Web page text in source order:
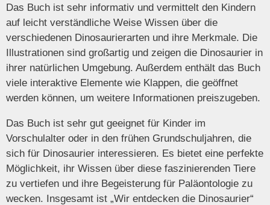
Das Buch ist sehr informativ und vermittelt den Kindern
auf leicht verständliche Weise Wissen über die
verschiedenen Dinosaurierarten und ihre Merkmale. Die
Illustrationen sind großartig und zeigen die Dinosaurier in
ihrer natürlichen Umgebung. Außerdem enthält das Buch
viele interaktive Elemente wie Klappen, die geöffnet
werden können, um weitere Informationen preiszugeben.
Das Buch ist sehr gut geeignet für Kinder im
Vorschulalter oder in den frühen Grundschuljahren, die
sich für Dinosaurier interessieren. Es bietet eine perfekte
Möglichkeit, ihr Wissen über diese faszinierenden Tiere
zu vertiefen und ihre Begeisterung für Paläontologie zu
wecken. Insgesamt ist „Wir entdecken die Dinosaurier“